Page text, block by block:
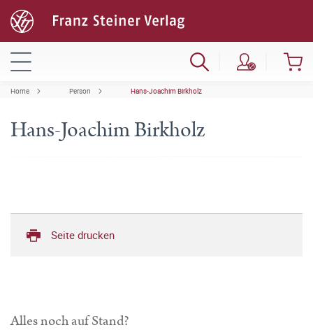
Home Person Hans-Joachim Birkholz
Hans-Joachim Birkholz
Seite drucken
Alles noch auf Stand?